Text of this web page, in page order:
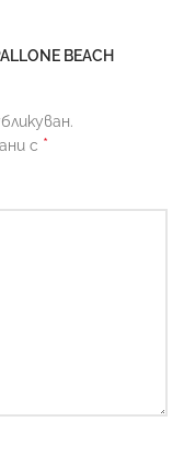
BEACH
с *